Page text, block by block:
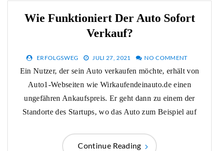
Wie Funktioniert Der Auto Sofort
Verkauf?
ERFOLGSWEG JULI 27, 2021 NO COMMENT
Ein Nutzer, der sein Auto verkaufen möchte, erhält von
Auto1-Webseiten wie Wirkaufendeinauto.de einen
ungefähren Ankaufspreis. Er geht dann zu einem der
Standorte des Startups, wo das Auto zum Beispiel auf
Continue Reading